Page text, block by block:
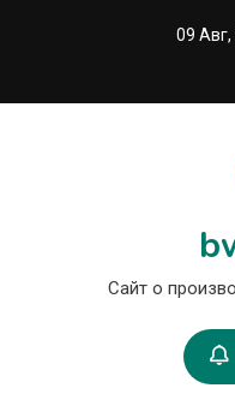
09 Авг,
Сайт о